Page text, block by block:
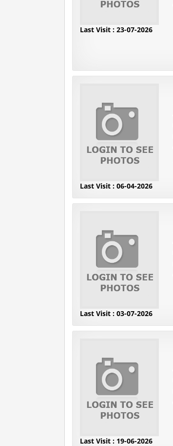
Last Visit : 23-07-2026
Last Visit : 06-04-2026
Last Visit : 03-07-2026
Last Visit : 19-06-2026